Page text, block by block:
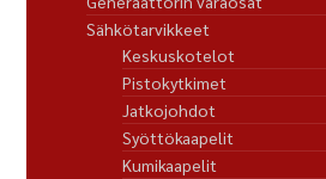
Sähkötarvikkeet
Keskuskotelot
Pistokytkimet
Jatkojohdot
Syöttökaapelit
Kumikaapelit